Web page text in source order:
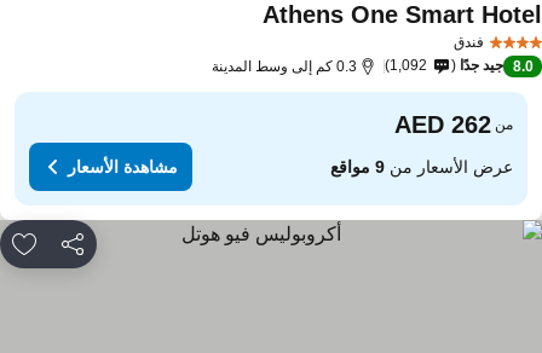
فندق
Athens One Smart مشاهدة الأسعار
8.0 جيد جدًا 1,092 0.3 كم إلى وسط المدينة
من
عرض الأسعار من9 مواقع مشاهدة الأسعار
مشاركة